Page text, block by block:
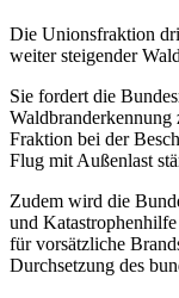
Die Unionsfraktion
weiter steigender
Sie fordert die
Fraktion bei der
Flug mit Außenlast
Zudem wird die
und
für vorsätzliche
Durchsetzung des